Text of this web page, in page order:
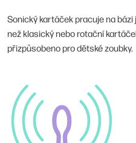
Sonický kartáček pracuje na
než klasický nebo rotační
přizpůsobeno pro dětské zoubky.